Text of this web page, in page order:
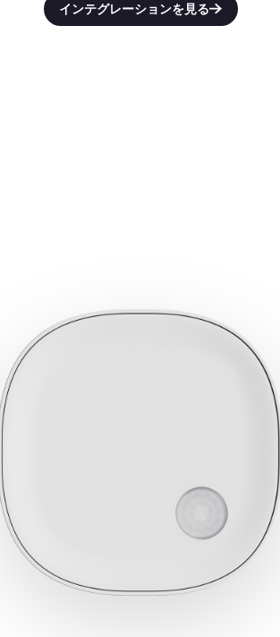
インテグレーションを見る